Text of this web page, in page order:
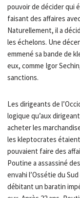
pouvoir de décider qui
faisant des affaires
Naturellement, il a
les échelons. Une
emmené sa bande de
eux, comme Igor
sanctions.
Les dirigeants de
logique qu’aux
acheter les
les kleptocrates
pouvaient faire des
Poutine a assassiné
envahi l’Ossétie du
débitant un baratin